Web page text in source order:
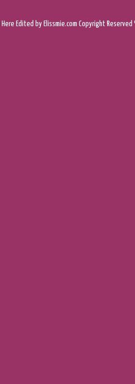
Here Edited by Elissmie.com Copyright Reserved